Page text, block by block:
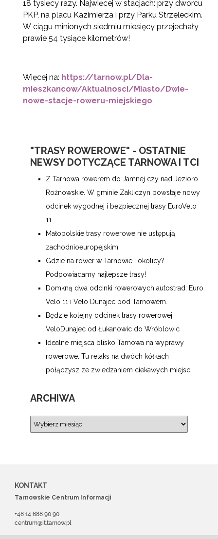
18 tysięcy razy. Najwięcej w stacjach: przy dworcu
PKP, na placu Kazimierza i przy Parku Strzeleckim.
W ciągu minionych siedmiu miesięcy przejechały
prawie 54 tysiące kilometrów!
Więcej na: https://tarnow.pl/Dla-
mieszkancow/Aktualnosci/Miasto/Dwie-
nowe-stacje-roweru-miejskiego
"TRASY ROWEROWE" - OSTATNIE
NEWSY DOTYCZĄCE TARNOWA I TCI
Z Tarnowa rowerem do Jamnej czy nad Jezioro
Rożnowskie. W gminie Zakliczyn powstaje nowy
odcinek wygodnej i bezpiecznej trasy EuroVelo
11
Małopolskie trasy rowerowe nie ustępują
zachodnioeuropejskim
Gdzie na rower w Tarnowie i okolicy?
Podpowiadamy najlepsze trasy!
Domkną dwa odcinki rowerowych autostrad: Euro
Velo 11 i Velo Dunajec pod Tarnowem.
Będzie kolejny odcinek trasy rowerowej
VeloDunajec od Łukanowic do Wróblowic
Idealne miejsca blisko Tarnowa na wyprawy
rowerowe. Tu relaks na dwóch kółkach
połączysz ze zwiedzaniem ciekawych miejsc.
ARCHIWA
KONTAKT
Tarnowskie Centrum Informacji
+48 14 688 90 90
centrum@it.tarnow.pl